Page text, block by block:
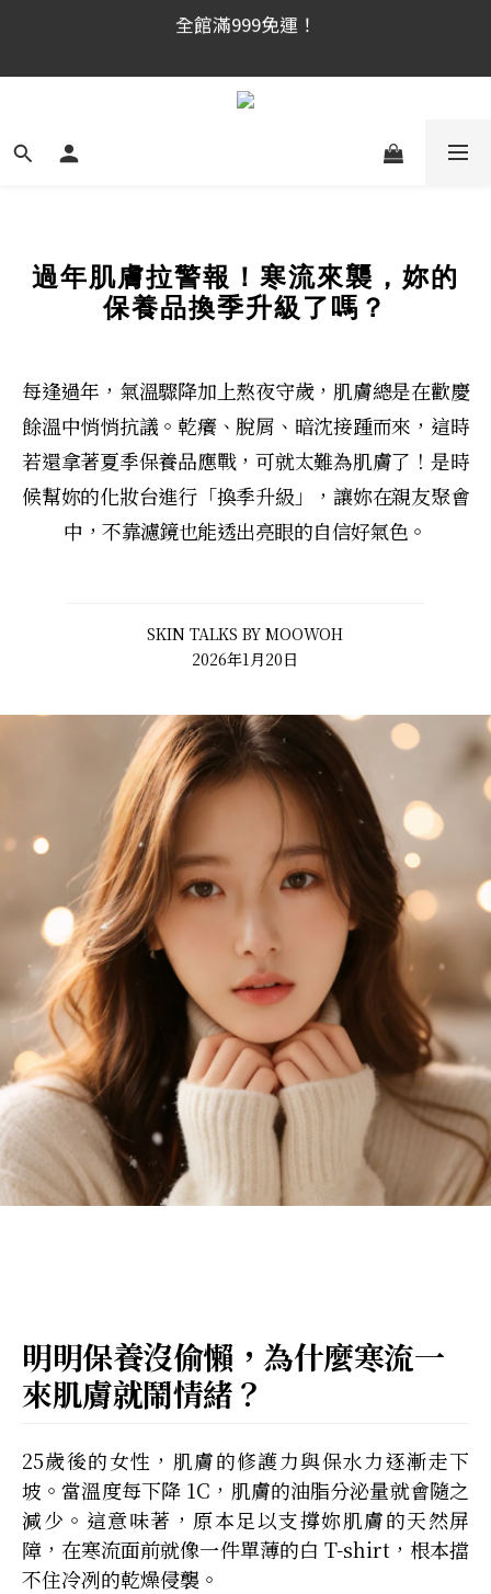
官網新會員首購享$300購物金！（註冊180天内有效，
官網新會員首購享$300購物金！（註冊180天内有效，
全館滿999免運！
過年肌膚拉警報！寒流來襲，妳的
保養品換季升級了嗎？
每逢過年，氣溫驟降加上熬夜守歲，肌膚總是在歡慶
餘溫中悄悄抗議。乾癢、脫屑、暗沈接踵而來，這時
若還拿著夏季保養品應戰，可就太難為肌膚了！是時
候幫妳的化妝台進行「換季升級」，讓妳在親友聚會
中，不靠濾鏡也能透出亮眼的自信好氣色。
SKIN TALKS BY MOOWOH
2026年1月20日
明明保養沒偷懶，為什麼寒流一
來肌膚就鬧情緒？
25歲後的女性，肌膚的修護力與保水力逐漸走下
坡。當溫度每下降 1C，肌膚的油脂分泌量就會隨之
減少。這意味著，原本足以支撐妳肌膚的天然屏
障，在寒流面前就像一件單薄的白 T-shirt，根本擋
不住冷冽的乾燥侵襲。